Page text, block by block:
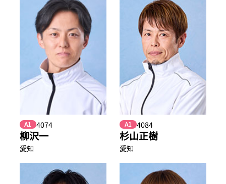
A1 4074
柳沢一
愛知
A1 4084
杉山正樹
愛知